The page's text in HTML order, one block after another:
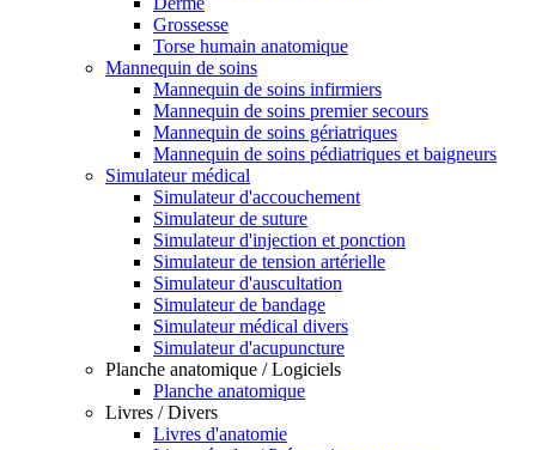
Grossesse
Torse humain anatomique
Mannequin de soins
Mannequin de soins infirmiers
Mannequin de soins premier secours
Mannequin de soins gériatriques
Mannequin de soins pédiatriques et baigneurs
Simulateur médical
Simulateur d'accouchement
Simulateur de suture
Simulateur d'injection et ponction
Simulateur de tension artérielle
Simulateur d'auscultation
Simulateur de bandage
Simulateur médical divers
Simulateur d'acupuncture
Planche anatomique / Logiciels
Planche anatomique
Livres / Divers
Livres d'anatomie